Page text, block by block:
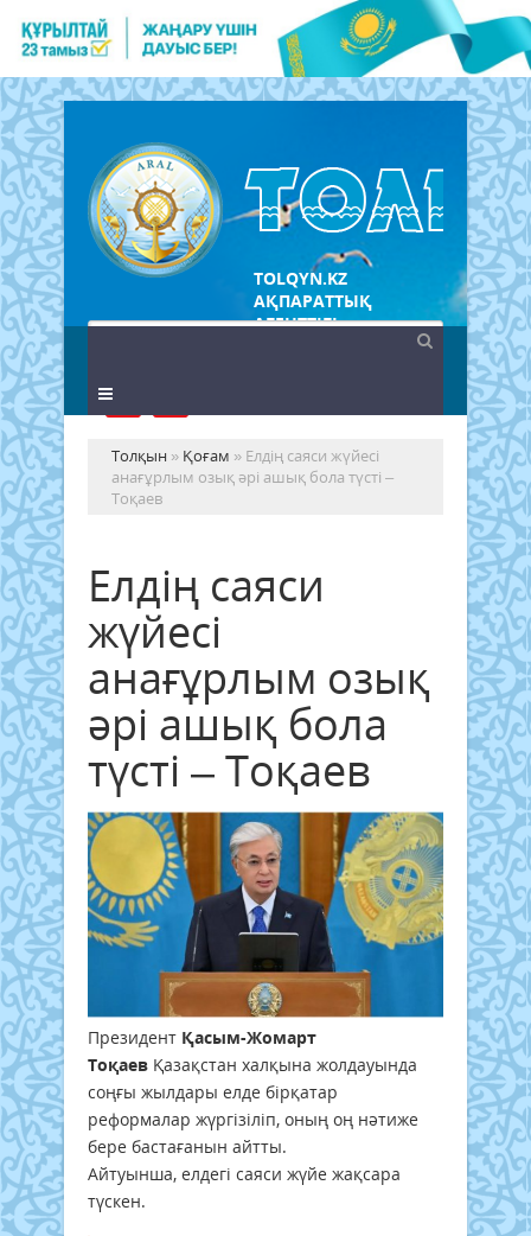
TOLQYN.KZ
АҚПАРАТТЫҚ
АГЕНТТІГІ
Толқын » Қоғам » Елдің саяси жүйесі
анағұрлым озық әрі ашық бола түсті –
Тоқаев
Елдің саяси
жүйесі
анағұрлым озық
әрі ашық бола
түсті – Тоқаев
Президент Қасым-Жомарт
Тоқаев Қазақстан халқына жолдауында
соңғы жылдары елде бірқатар
реформалар жүргізіліп, оның оң нәтиже
бере бастағанын айтты.
Айтуынша, елдегі саяси жүйе жақсара
түскен.